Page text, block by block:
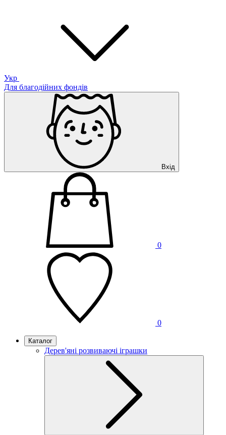
Укр
Для благодійних фондів
Вхід
0
0
Каталог
Дерев'яні розвиваючі іграшки